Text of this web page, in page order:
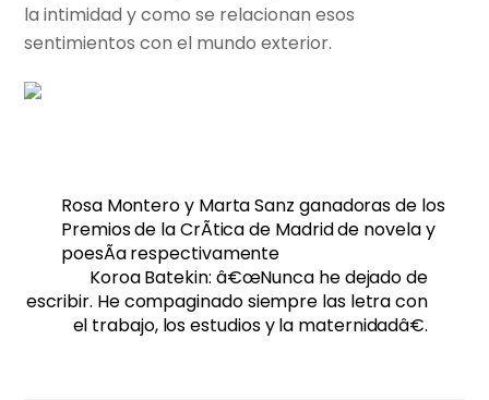
la intimidad y como se relacionan esos
sentimientos con el mundo exterior.
Rosa Montero y Marta Sanz ganadoras de los
Premios de la CrÃ­tica de Madrid de novela y
poesÃ­a respectivamente
Koroa Batekin: â€œNunca he dejado de
escribir. He compaginado siempre las letra con
el trabajo, los estudios y la maternidadâ€.